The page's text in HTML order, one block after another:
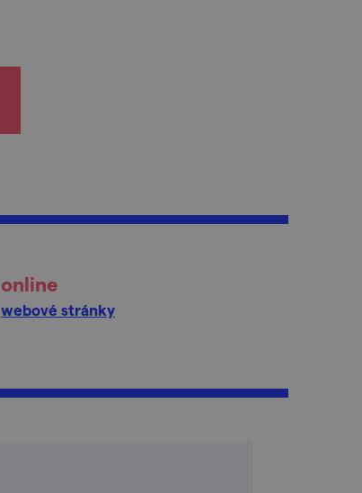
online
webové stránky